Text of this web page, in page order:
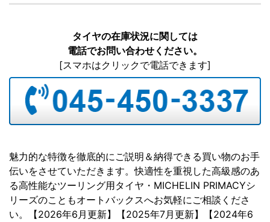
タイヤの在庫状況に関しては
電話でお問い合わせください。
[スマホはクリックで電話できます]
魅力的な特徴を徹底的にご説明＆納得できる買い物のお手
伝いをさせていただきます。快適性を重視した高級感のあ
る高性能なツーリング用タイヤ・MICHELIN PRIMACYシ
リーズのこともオートバックスへお気軽にご相談くださ
い。【2026年6月更新】【2025年7月更新】【2024年6